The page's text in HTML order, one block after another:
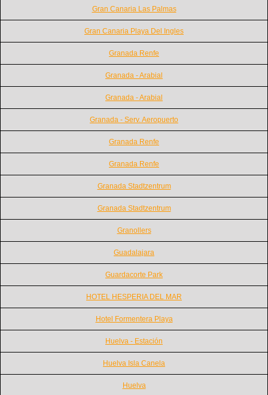
Gran Canaria Las Palmas
Gran Canaria Playa Del Ingles
Granada Renfe
Granada - Arabial
Granada - Arabial
Granada - Serv. Aeropuerto
Granada Renfe
Granada Renfe
Granada Stadtzentrum
Granada Stadtzentrum
Granollers
Guadalajara
Guardacorte Park
HOTEL HESPERIA DEL MAR
Hotel Formentera Playa
Huelva - Estación
Huelva Isla Canela
Huelva